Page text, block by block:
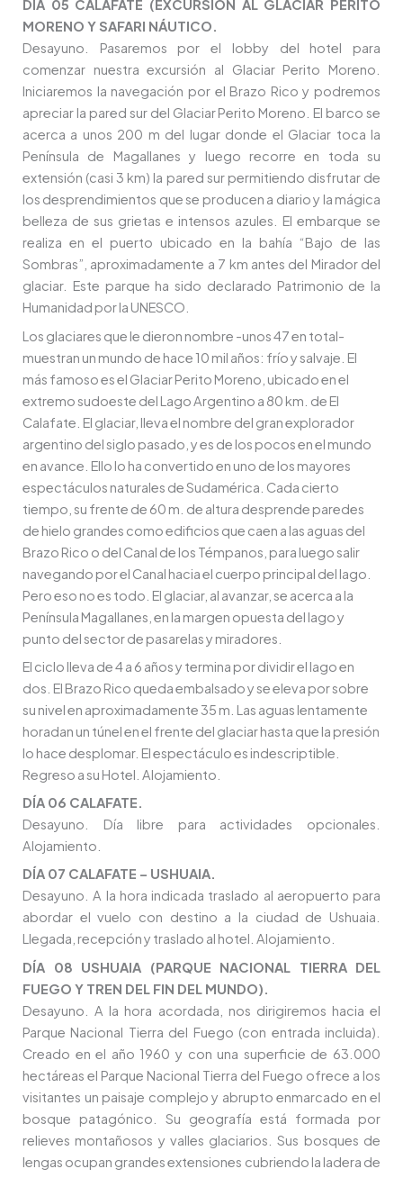
DÍA 05 CALAFATE (EXCURSIÓN AL GLACIAR PERITO
MORENO Y SAFARI NÁUTICO.
Desayuno. Pasaremos por el lobby del hotel para
comenzar nuestra excursión al Glaciar Perito Moreno.
Iniciaremos la navegación por el Brazo Rico y podremos
apreciar la pared sur del Glaciar Perito Moreno. El barco se
acerca a unos 200 m del lugar donde el Glaciar toca la
Península de Magallanes y luego recorre en toda su
extensión (casi 3 km) la pared sur permitiendo disfrutar de
los desprendimientos que se producen a diario y la mágica
belleza de sus grietas e intensos azules. El embarque se
realiza en el puerto ubicado en la bahía “Bajo de las
Sombras”, aproximadamente a 7 km antes del Mirador del
glaciar. Este parque ha sido declarado Patrimonio de la
Humanidad por la UNESCO.
Los glaciares que le dieron nombre -unos 47 en total-
muestran un mundo de hace 10 mil años: frío y salvaje. El
más famoso es el Glaciar Perito Moreno, ubicado en el
extremo sudoeste del Lago Argentino a 80 km. de El
Calafate. El glaciar, lleva el nombre del gran explorador
argentino del siglo pasado, y es de los pocos en el mundo
en avance. Ello lo ha convertido en uno de los mayores
espectáculos naturales de Sudamérica. Cada cierto
tiempo, su frente de 60 m. de altura desprende paredes
de hielo grandes como edificios que caen a las aguas del
Brazo Rico o del Canal de los Témpanos, para luego salir
navegando por el Canal hacia el cuerpo principal del lago.
Pero eso no es todo. El glaciar, al avanzar, se acerca a la
Península Magallanes, en la margen opuesta del lago y
punto del sector de pasarelas y miradores.
El ciclo lleva de 4 a 6 años y termina por dividir el lago en
dos. El Brazo Rico queda embalsado y se eleva por sobre
su nivel en aproximadamente 35 m. Las aguas lentamente
horadan un túnel en el frente del glaciar hasta que la presión
lo hace desplomar. El espectáculo es indescriptible.
Regreso a su Hotel. Alojamiento.
DÍA 06 CALAFATE.
Desayuno. Día libre para actividades opcionales.
Alojamiento.
DÍA 07 CALAFATE – USHUAIA.
Desayuno. A la hora indicada traslado al aeropuerto para
abordar el vuelo con destino a la ciudad de Ushuaia.
Llegada, recepción y traslado al hotel. Alojamiento.
DÍA 08 USHUAIA (PARQUE NACIONAL TIERRA DEL
FUEGO Y TREN DEL FIN DEL MUNDO).
Desayuno. A la hora acordada, nos dirigiremos hacia el
Parque Nacional Tierra del Fuego (con entrada incluida).
Creado en el año 1960 y con una superficie de 63.000
hectáreas el Parque Nacional Tierra del Fuego ofrece a los
visitantes un paisaje complejo y abrupto enmarcado en el
bosque patagónico. Su geografía está formada por
relieves montañosos y valles glaciarios. Sus bosques de
lengas ocupan grandes extensiones cubriendo la ladera de